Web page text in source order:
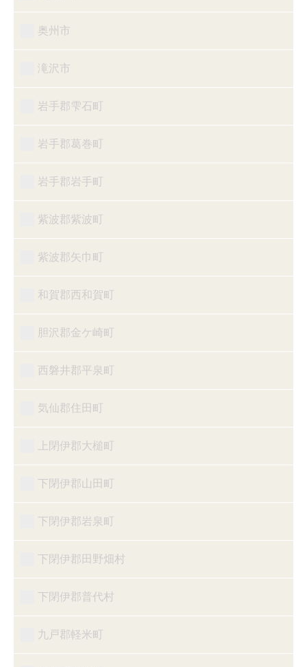
奥州市
滝沢市
岩手郡雫石町
岩手郡葛巻町
岩手郡岩手町
紫波郡紫波町
紫波郡矢巾町
和賀郡西和賀町
胆沢郡金ケ崎町
西磐井郡平泉町
気仙郡住田町
上閉伊郡大槌町
下閉伊郡山田町
下閉伊郡岩泉町
下閉伊郡田野畑村
下閉伊郡普代村
九戸郡軽米町